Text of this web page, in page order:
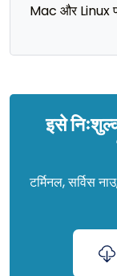
Mac और Linux
इसे
टर्मिनल, सर्विस